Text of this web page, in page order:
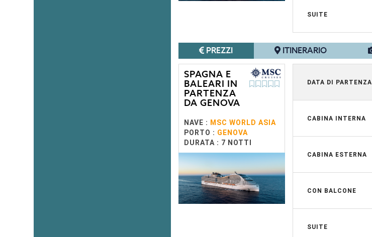
SUITE
PREZZI ITINERARIO
SPAGNA E
BALEARI IN
PARTENZA
DA GENOVA
NAVE : MSC WORLD ASIA
PORTO : GENOVA
DURATA : 7 NOTTI
DATA DI PARTENZA
CABINA INTERNA
CABINA ESTERNA
CON BALCONE
SUITE